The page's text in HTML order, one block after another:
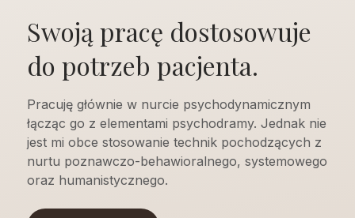
Swoją pracę dostosowuje
do potrzeb pacjenta.
Pracuję głównie w nurcie psychodynamicznym
łącząc go z elementami psychodramy. Jednak nie
jest mi obce stosowanie technik pochodzących z
nurtu poznawczo-behawioralnego, systemowego
oraz humanistycznego.